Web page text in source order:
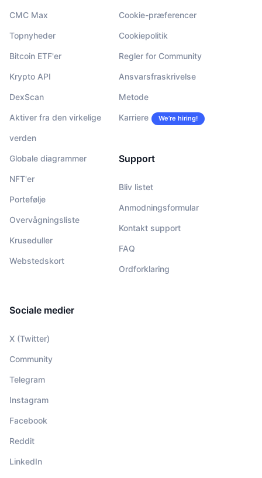
CMC Max
Topnyheder
Bitcoin ETF'er
Krypto API
DexScan
Aktiver fra den virkelige
verden
Globale diagrammer
NFT'er
Portefølje
Overvågningsliste
Kruseduller
Webstedskort
Cookie-præferencer
Cookiepolitik
Regler for Community
Ansvarsfraskrivelse
Metode
Karriere We’re hiring!
Support
Bliv listet
Anmodningsformular
Kontakt support
FAQ
Ordforklaring
Sociale medier
X (Twitter)
Community
Telegram
Instagram
Facebook
Reddit
LinkedIn